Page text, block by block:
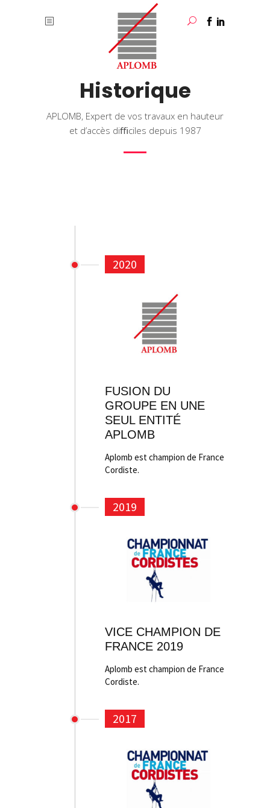
Historique
APLOMB, Expert de vos travaux en hauteur
et d’accès diﬃciles depuis 1987
2020
FUSION DU
GROUPE EN UNE
SEUL ENTITÉ
APLOMB
Aplomb est champion de France
Cordiste.
2019
VICE CHAMPION DE
FRANCE 2019
Aplomb est champion de France
Cordiste.
2017